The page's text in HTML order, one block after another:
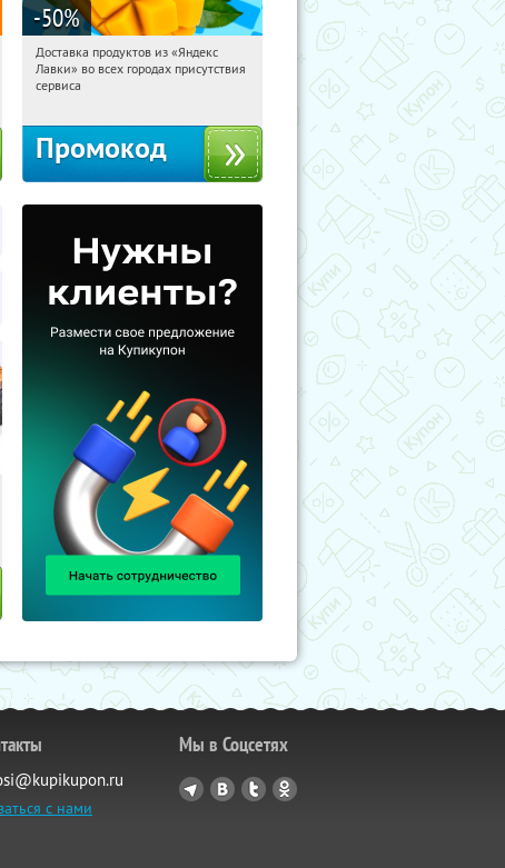
-50%
07:10:45 Получили:
Россия
Доставка продуктов из «Яндекс
Лавки» во всех городах присутствия
сервиса
Промокод
с нами
Мы в Соцсетях